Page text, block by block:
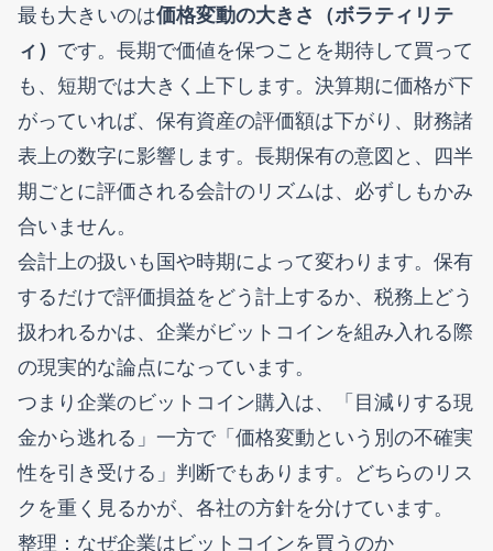
最も大きいのは価格変動の大きさ（ボラティリテ
ィ） です。長期で価値を保つことを期待して買って
も、短期では大きく上下します。決算期に価格が下
がっていれば、保有資産の評価額は下がり、財務諸
表上の数字に影響します。長期保有の意図と、四半
期ごとに評価される会計のリズムは、必ずしもかみ
合いません。
会計上の扱いも国や時期によって変わります。保有
するだけで評価損益をどう計上するか、税務上どう
扱われるかは、企業がビットコインを組み入れる際
の現実的な論点になっています。
つまり企業のビットコイン購入は、「目減りする現
金から逃れる」一方で「価格変動という別の不確実
性を引き受ける」判断でもあります。どちらのリス
クを重く見るかが、各社の方針を分けています。
整理：なぜ企業はビットコインを買うのか